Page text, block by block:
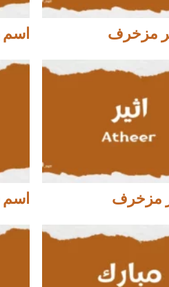
مزخرف اسم
مزخرف